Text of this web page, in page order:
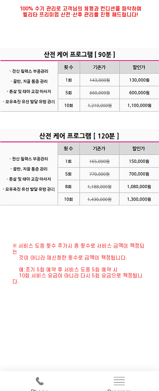
100% 수기 관리로 고객님의 체형과 컨디션을 파악하며
벨리타 프리미엄 산전·산후 관리를 진행 해드립니다!
※ 서비스 도중 횟수 추가시 총 횟수로 서비스 금액이 책정되
는
것이 아니라 재신청한 횟수로 금액이 책정됩니다.
예:초기 5회 예약 후 서비스 도중 5회 예약 시
10회 서비스 요금이 아니라 다시 5회 요금으로 책정됩니
다.